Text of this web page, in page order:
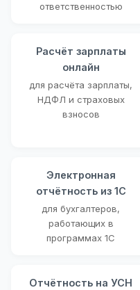
ответственностью
Расчёт зарплаты
онлайн
для расчёта зарплаты,
НДФЛ и страховых
взносов
Электронная
отчётность из 1С
для бухгалтеров,
работающих в
программах 1С
Отчётность на УСН